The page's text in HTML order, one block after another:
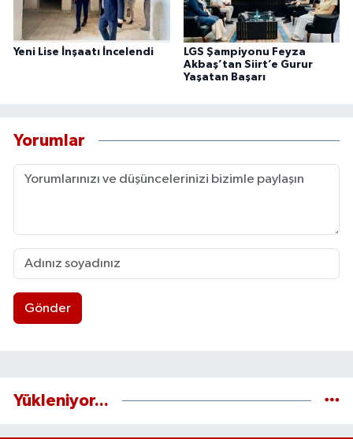
Yeni Lise İnşaatı İncelendi
LGS Şampiyonu Feyza
Akbaş’tan Siirt’e Gurur
Yaşatan Başarı
Yorumlar
Gönder
Yükleniyor...